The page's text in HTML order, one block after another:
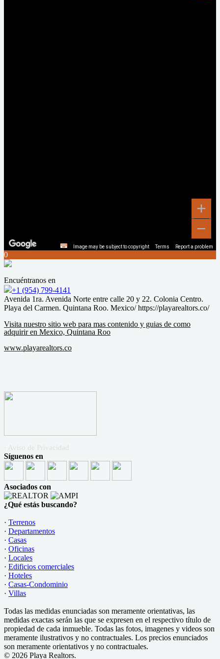
Image may be subject to copyright Terms Report a problem
0
Encuéntranos en
+1 (954) 799-4141
Avenida 1ra. Avenida Norte entre calle 20 y 22. Colonia Centro.
Playa del Carmen. Quintana Roo. Mexico/ https://playarealtors.co/
Visita nuestro sitio web para mas contenido y guias de como
adquirir en Mexico, Quintana Roo
www.playarealtors.co
· Aviso de Privacidad
Síguenos en
Asociados con
¿Qué estás buscando?
· Terrenos
· Departamentos
· Casas
· Oficinas
· Locales
· Edificios comerciales
· Hoteles
· Casas-Condominio
· Villas
Todas las medidas enunciadas son meramente orientativas, las
medidas exactas serán las que se expresen en el respectivo título de
propiedad de cada inmueble. Todas las fotos, imagenes y videos son
meramente ilustrativos y no contractuales. Los precios enunciados
son meramente orientativos y no contractuales.
© 2026 Playa Realtors.